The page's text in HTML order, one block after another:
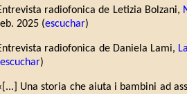
radiofonica de Letizia Bolzani,
2025 (escuchar)
radiofonica de Daniela Lami,
escuchar)
Una storia che aiuta i bambini ad